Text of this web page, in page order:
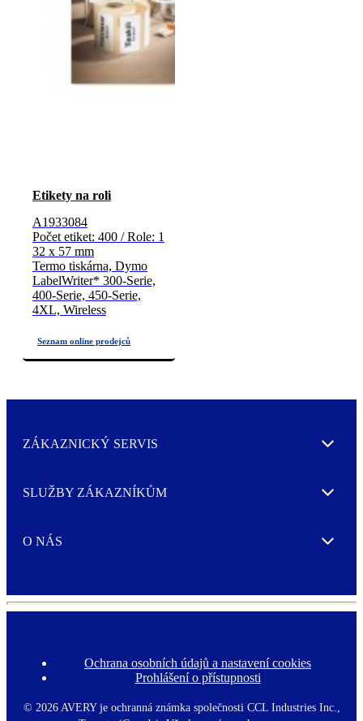
Etikety na roli
A1933084
Počet etiket: 400 / Role: 1
32 x 57 mm
Termo tiskárna, Dymo
LabelWriter* 300-Serie,
400-Serie, 450-Serie,
4XL, Wireless
ZÁKAZNICKÝ SERVIS Expand
SLUŽBY ZÁKAZNÍKŮM Expand
O NÁS Expand
F
o
t
Ochrana osobních údajů a nastavení cookies
Prohlášení o přístupnosti
© 2026 AVERY je ochranná známka společnosti CCL Industries Inc.,